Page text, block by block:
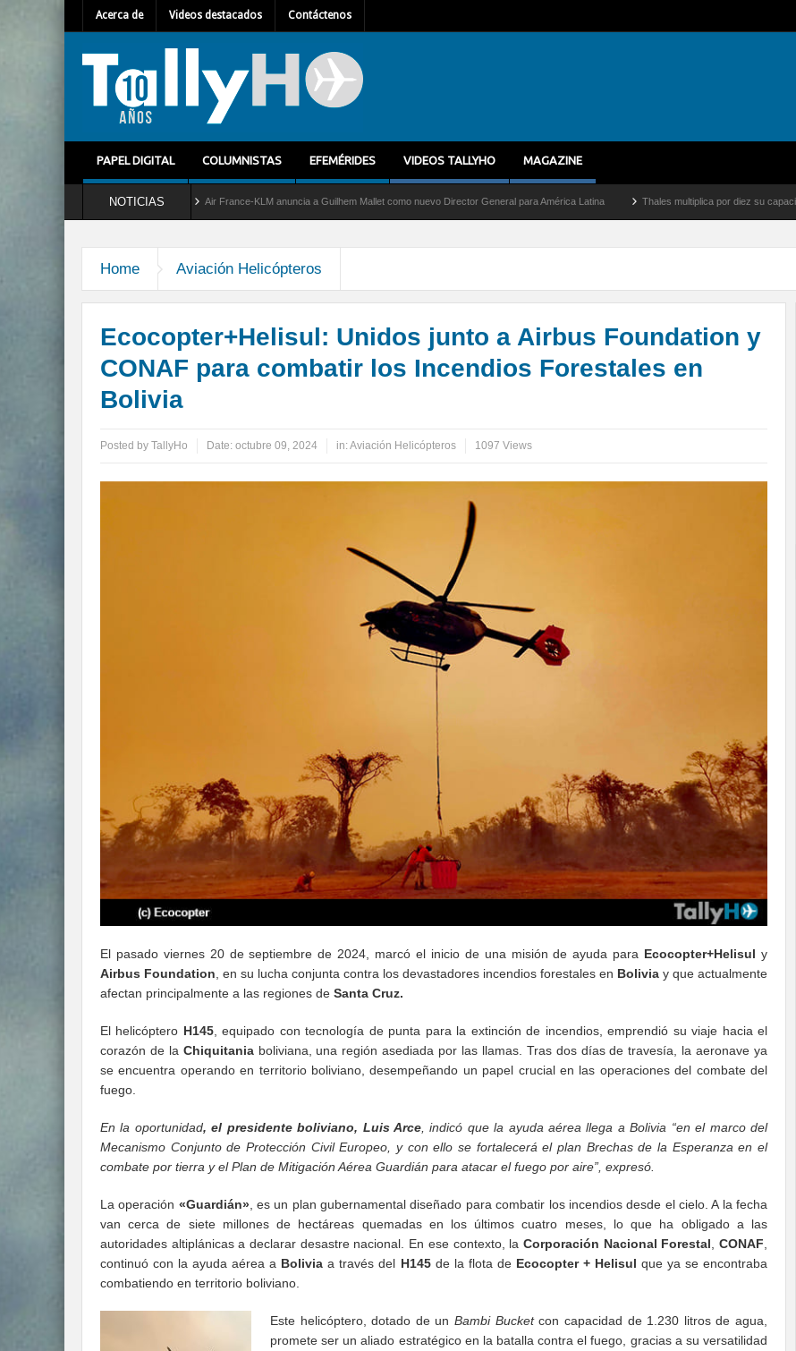
Acerca de Videos destacados Contáctenos
PAPEL DIGITAL COLUMNISTAS EFEMÉRIDES VIDEOS TALLYHO MAGAZINE
NOTICIASAir France-KLM anuncia a Guilhem Mallet como nuevo Director General para América Latina Thales multiplica por diez su capacidad de
Home Aviación Helicópteros
Ecocopter+Helisul: Unidos junto a Airbus Foundation y
CONAF para combatir los Incendios Forestales en
Bolivia
Posted by TallyHo Date: octubre 09, 2024 in:Aviación Helicópteros 1097 Views
El pasado viernes 20 de septiembre de 2024, marcó el inicio de una misión de ayuda para Ecocopter+Helisul y
Airbus Foundation, en su lucha conjunta contra los devastadores incendios forestales en Bolivia y que actualmente
afectan principalmente a las regiones de Santa Cruz.
El helicóptero H145, equipado con tecnología de punta para la extinción de incendios, emprendió su viaje hacia el
corazón de la Chiquitaniaboliviana, una región asediada por las llamas. Tras dos días de travesía, la aeronave ya
se encuentra operando en territorio boliviano, desempeñando un papel crucial en las operaciones del combate del
fuego.
En la oportunidad, el presidente boliviano, Luis Arce, indicó que la ayuda aérea llega a Bolivia “en el marco del
Mecanismo Conjunto de Protección Civil Europeo, y con ello se fortalecerá el plan Brechas de la Esperanza en el
combate por tierra y el Plan de Mitigación Aérea Guardián para atacar el fuego por aire”, expresó.
La operación «Guardián», es un plan gubernamental diseñado para combatir los incendios desde el cielo. A la fecha
van cerca de siete millones de hectáreas quemadas en los últimos cuatro meses, lo que ha obligado a las
autoridades altiplánicas a declarar desastre nacional. En ese contexto, la Corporación Nacional Forestal,CONAF,
continuó con la ayuda aérea a Bolivia a través del H145de la flota de Ecocopter + Helisul que ya se encontraba
combatiendo en territorio boliviano.
Este helicóptero, dotado de unBambi Bucketcon capacidad de 1.230 litros de agua,
promete ser un aliado estratégico en la batalla contra el fuego, gracias a su versatilidad